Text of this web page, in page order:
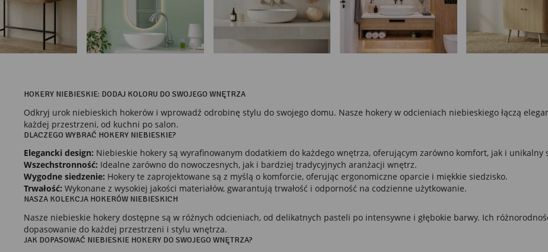
HOKERY NIEBIESKIE: DODAJ KOLORU DO SWOJEGO WNĘTRZA
Odkryj urok niebieskich hokerów i wprowadź odrobinę stylu do swojego domu. Nasze hokery w odcieniach niebieskiego łączą
każdej przestrzeni, od kuchni po salon.
DLACZEGO WYBRAĆ HOKERY NIEBIESKIE?
Elegancki design: Niebieskie hokery są wyrafinowanym dodatkiem do każdego wnętrza, oferującym zarówno komfort, jak i unikalny
Wszechstronność: Idealne zarówno do nowoczesnych, jak i bardziej tradycyjnych aranżacji wnętrz.
Wygodne siedzenie: Hokery te zaprojektowane są z myślą o komforcie, oferując ergonomiczne oparcie i miękkie siedzisko.
Trwałość: Wykonane z wysokiej jakości materiałów, gwarantują trwałość i odporność na codzienne użytkowanie.
NASZA KOLEKCJA HOKERÓW NIEBIESKICH
Nasze niebieskie hokery dostępne są w różnych odcieniach, od delikatnych pasteli po intensywne i głębokie barwy. Ich
dopasowanie do każdej przestrzeni i stylu wnętrza.
JAK DOPASOWAĆ NIEBIESKIE HOKERY DO SWOJEGO WNĘTRZA?